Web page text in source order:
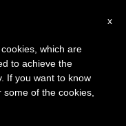
Posts Tagged ‘أخوة’
x
which are
to achieve the
If you want to know
of the cookies,